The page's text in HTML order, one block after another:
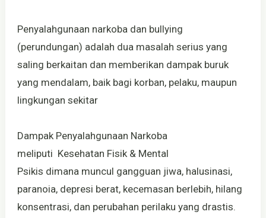
Penyalahgunaan narkoba dan bullying
(perundungan) adalah dua masalah serius yang
saling berkaitan dan memberikan dampak buruk
yang mendalam, baik bagi korban, pelaku, maupun
lingkungan sekitar
Dampak Penyalahgunaan Narkoba
meliputi Kesehatan Fisik & Mental
Psikis dimana muncul gangguan jiwa, halusinasi,
paranoia, depresi berat, kecemasan berlebih, hilang
konsentrasi, dan perubahan perilaku yang drastis.